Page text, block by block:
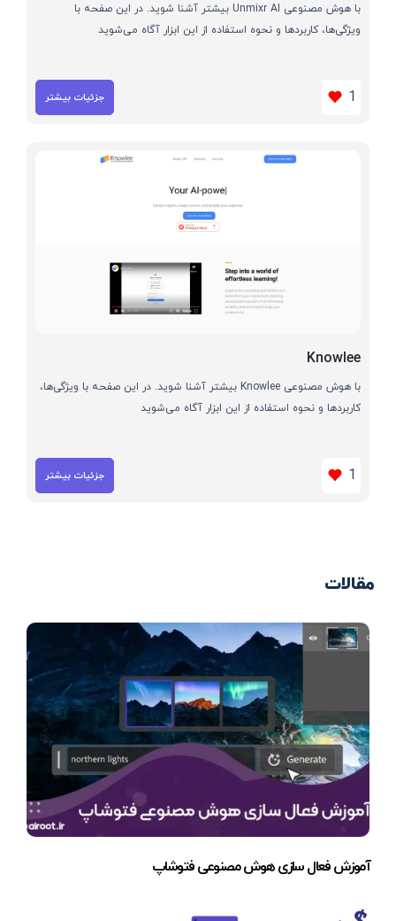
با هوش مصنوعی Unmixr AI بیشتر آشنا شوید. در این صفحه با
ویژگی‌ها، کاربردها و نحوه استفاده از این ابزار آگاه می‌شوید
1 جزئیات بیشتر
Knowlee
با هوش مصنوعی Knowlee بیشتر آشنا شوید. در این صفحه با ویژگی‌ها،
کاربردها و نحوه استفاده از این ابزار آگاه می‌شوید
1 جزئیات بیشتر
مقالات
آموزش فعال سازی هوش مصنوعی فتوشاپ